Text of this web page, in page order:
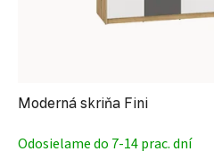
Moderná skriňa Fini
Odosielame do 7-14 prac. dní